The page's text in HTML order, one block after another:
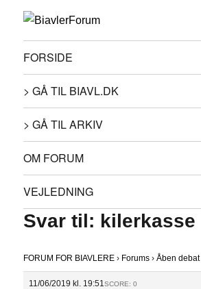
FORSIDE
> GÅ TIL BIAVL.DK
> GÅ TIL ARKIV
OM FORUM
VEJLEDNING
Svar til: kilerkasse
FORUM FOR BIAVLERE › Forums › Åben debat
11/06/2019 kl. 19:51SCORE: 0